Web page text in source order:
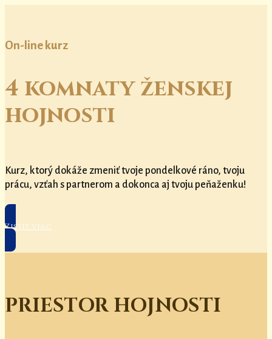
On-line kurz
4 komnaty ženskej
hojnosti
Kurz, ktorý dokáže zmeniť tvoje pondelkové ráno, tvoju
prácu, vzťah s partnerom a dokonca aj tvoju peňaženku!
Zistiť viac
PRIESTOR HOJNOSTI